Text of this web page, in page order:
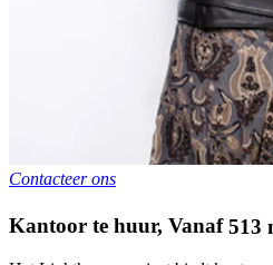
Contacteer ons
Kantoor te huur, Vanaf 513